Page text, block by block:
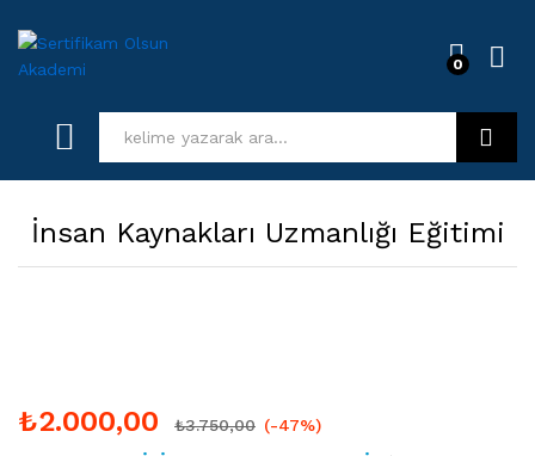
0
İnsan Kaynakları Uzmanlığı Eğitimi
₺2.000,00 ₺3.750,00 (-47%)